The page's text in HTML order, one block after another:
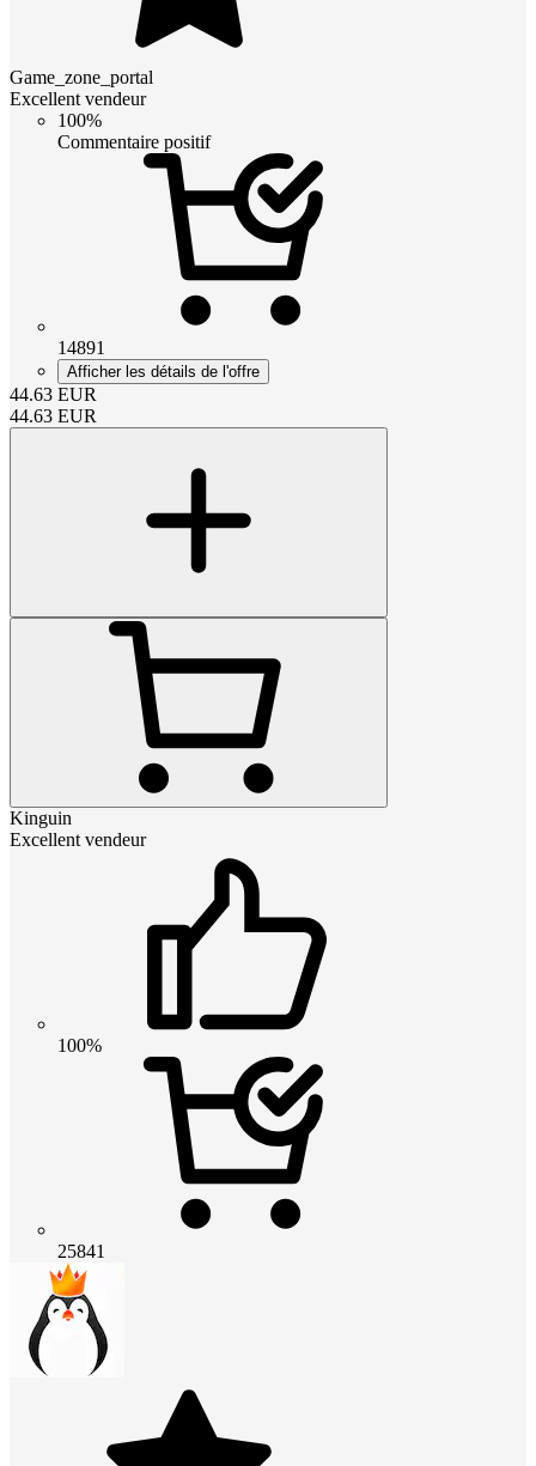
Game_zone_portal
Excellent vendeur
100%
Commentaire positif
14891
Afficher les détails de l'offre
44.63 EUR
44.63 EUR
Kinguin
Excellent vendeur
100%
25841